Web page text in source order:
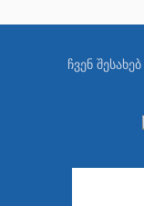
ჩვენ შესახებ